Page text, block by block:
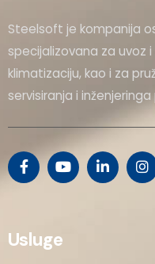
Steelsoft je kompanija
specijalizovana za uvoz
klimatizaciju, kao i za
servisiranja i
Usluge